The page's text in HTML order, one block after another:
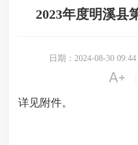
2023年度明溪县
日期：2024-08-30 09:44

详见附件。